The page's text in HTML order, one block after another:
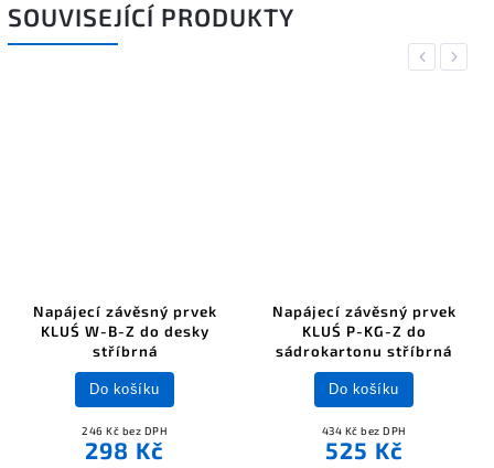
SOUVISEJÍCÍ PRODUKTY
Previous
Napájecí závěsný prvek
KLUŚ W-B-Z do desky
stříbrná
246 Kč bez DPH
298 Kč
Do košíku
Napájecí závěsný prvek
KLUŚ P-KG-Z do
sádrokartonu stříbrná
434 Kč bez DPH
525 Kč
Do košíku
Next